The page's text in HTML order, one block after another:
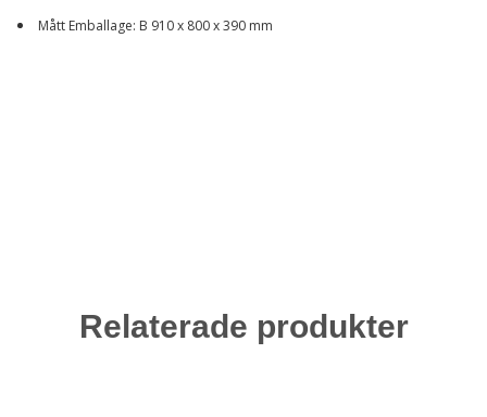
Mått Emballage: B 910 x 800 x 390 mm
Relaterade produkter